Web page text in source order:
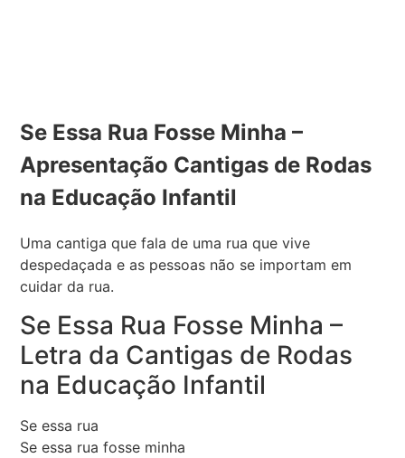
Se Essa Rua Fosse Minha –
Apresentação Cantigas de Rodas
na Educação Infantil
Uma cantiga que fala de uma rua que vive
despedaçada e as pessoas não se importam em
cuidar da rua.
Se Essa Rua Fosse Minha –
Letra da Cantigas de Rodas
na Educação Infantil
Se essa rua
Se essa rua fosse minha